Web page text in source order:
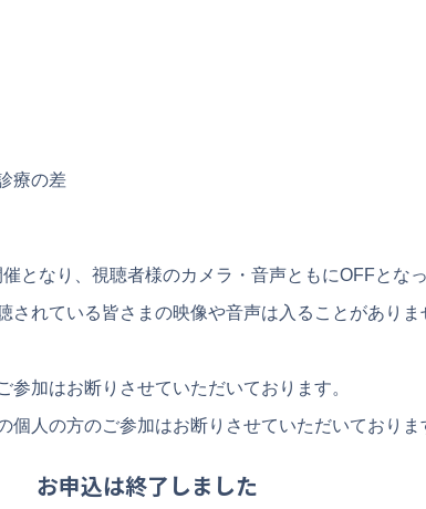
療の差
となり、視聴者様のカメラ・音声ともにOFFとなっ
されている皆さまの映像や音声は入ることがあり
加はお断りさせていただいております。
人の方のご参加はお断りさせていただいておりま
お申込は終了しました